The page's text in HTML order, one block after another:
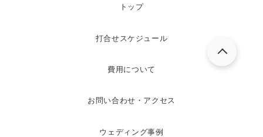
トップ
打合せスケジュール
費用について
お問い合わせ・アクセス
ウェディング事例